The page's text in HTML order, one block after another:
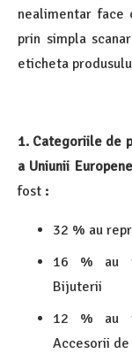
nealimentar
prin simpla
eticheta
1. Categoriile de
a Uniunii
fost :
32 % au
16 % au
Bijuterii
12 % au
Accesorii